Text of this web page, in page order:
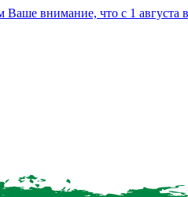
внимание, что с 1 августа в